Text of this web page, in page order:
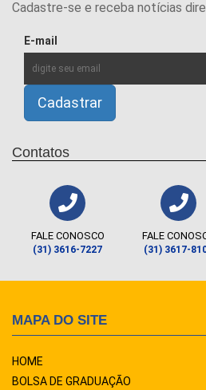
Cadastre-se e receba notícias
E-mail
Contatos
FALE CONOSCO
(31) 3616-7227
FALE
(31) 3617-
MAPA DO SITE
HOME
BOLSA DE GRADUAÇÃO